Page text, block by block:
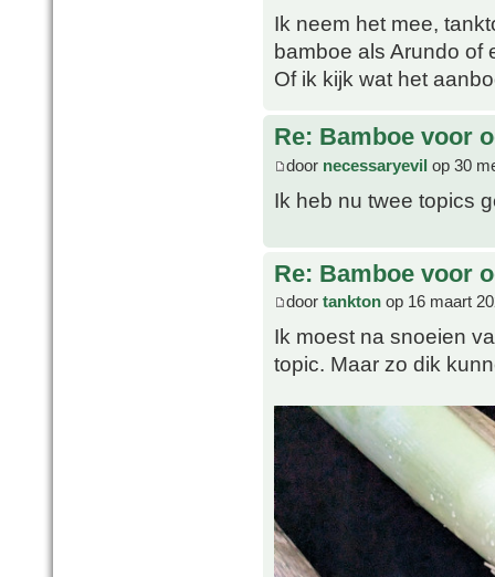
Ik neem het mee,
bamboe als Arundo of
Of ik kijk wat het
Re: Bamboe voor
door necessaryevil op 30
Ik heb nu twee topics
Re: Bamboe voor
door tankton op 16 maart
Ik moest na snoeien
topic. Maar zo dik